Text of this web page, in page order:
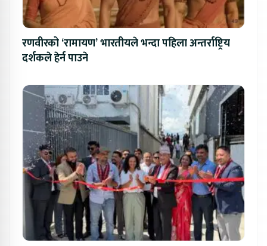
रणवीरको ‘रामायण’ भारतीयले भन्दा पहिला अन्तर्राष्ट्रिय
दर्शकले हेर्न पाउने